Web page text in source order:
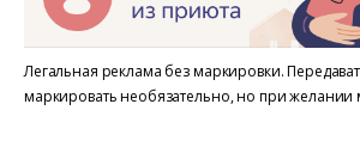
Легальная реклама без маркировки.
маркировать необязательно, но при